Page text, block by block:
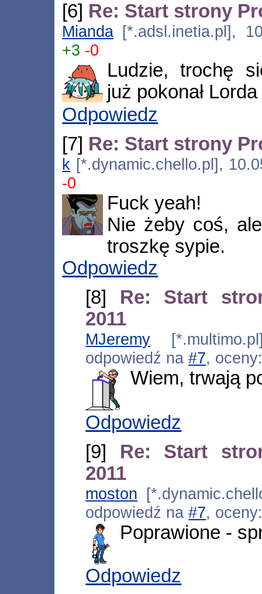
[6] Re: Start strony
Mianda [*.adsl.inetia.pl],
+3 -0
Ludzie, trochę
już pokonał
Odpowiedz
[7] Re: Start strony
k [*.dynamic.chello.pl],
-0
Fuck yeah!
Nie żeby coś,
troszkę sypie.
Odpowiedz
[8] Re: Start
2011
MJeremy
odpowiedź na#7,
Wiem, trwają
Odpowiedz
[9] Re: Start
2011
moston
odpowiedź na#7,
Poprawione -
Odpowiedz